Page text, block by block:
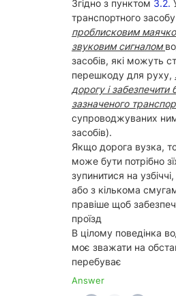
Згідно з пунктом 3.2.
транспортного
проблисковим
звуковим сигналом
засобів, які можуть
перешкоду для руху,
дорогу і
зазначеного
супроводжуваних
засобів).
Якщо дорога вузка,
може бути потрібно
зупинитися на
або з кількома
правіше щоб
проїзд
В цілому поведінка
моє зважати на
перебуває
Answer